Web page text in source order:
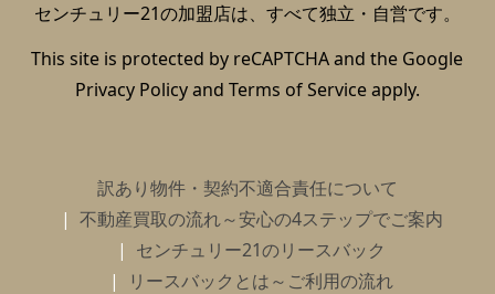
センチュリー21の加盟店は、すべて独立・自営です。
This site is protected by reCAPTCHA and the Google
Privacy Policyand Terms of Serviceapply.
訳あり物件・契約不適合責任について
不動産買取の流れ～安心の4ステップでご案内
センチュリー21のリースバック
リースバックとは～ご利用の流れ